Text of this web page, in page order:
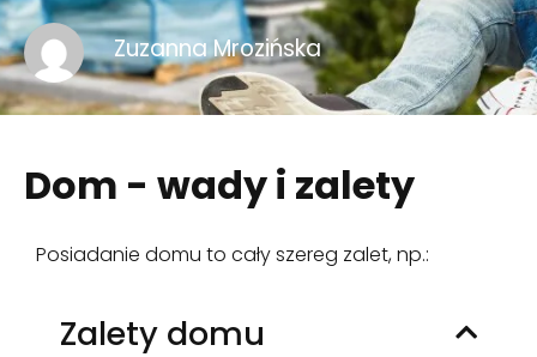
Zuzanna Mrozińska
Dom - wady i zalety
Posiadanie domu to cały szereg zalet, np.:
Zalety domu